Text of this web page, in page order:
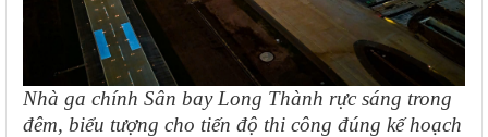
Nhà ga chính Sân bay Long Thành rực sáng trong
đêm, biểu tượng cho tiến độ thi công đúng kế hoạch